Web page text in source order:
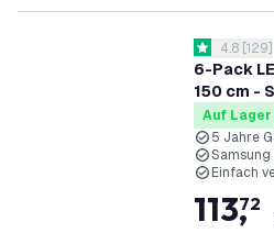
6-Pack
150 cm -
- 130 lm/
Jahre
4.8 4.8 [129]
Auf Lager
5 Jahre
Samsung
Einfach
113,
72